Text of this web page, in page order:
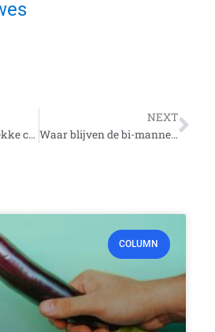
Kiri Mioki maakt gekke catchy elektropop en is het alternatieve broertje van Kylie
NEXT
Waar blijven de bi-mannen?
COLUMN